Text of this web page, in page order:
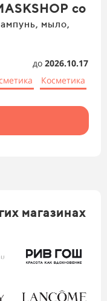
со
мыло,
до 2026.10.17
Косметика
магазинах